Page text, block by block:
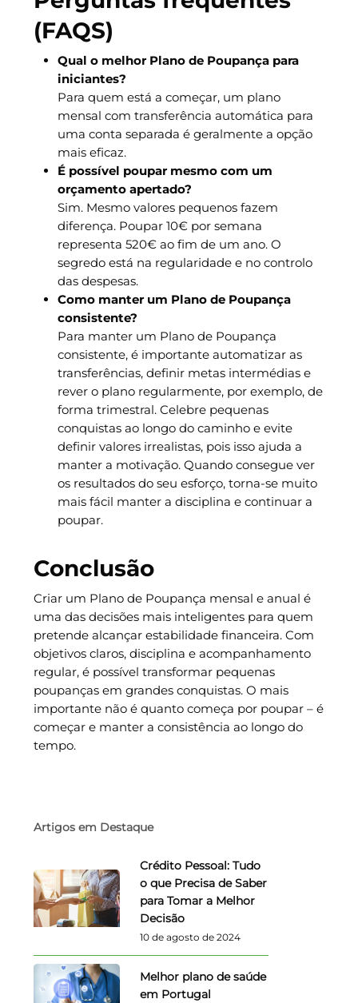
(FAQS)
Qual o melhor Plano de Poupança para
iniciantes?
Para quem está a começar, um plano
mensal com transferência automática para
uma conta separada é geralmente a opção
mais eficaz.
É possível poupar mesmo com um
orçamento apertado?
Sim. Mesmo valores pequenos fazem
diferença. Poupar 10€ por semana
representa 520€ ao fim de um ano. O
segredo está na regularidade e no controlo
das despesas.
Como manter um Plano de Poupança
consistente?
Para manter um Plano de Poupança
consistente, é importante automatizar as
transferências, definir metas intermédias e
rever o plano regularmente, por exemplo, de
forma trimestral. Celebre pequenas
conquistas ao longo do caminho e evite
definir valores irrealistas, pois isso ajuda a
manter a motivação. Quando consegue ver
os resultados do seu esforço, torna-se muito
mais fácil manter a disciplina e continuar a
poupar.
Conclusão
Criar um Plano de Poupança mensal e anual é
uma das decisões mais inteligentes para quem
pretende alcançar estabilidade financeira. Com
objetivos claros, disciplina e acompanhamento
regular, é possível transformar pequenas
poupanças em grandes conquistas. O mais
importante não é quanto começa por poupar – é
começar e manter a consistência ao longo do
tempo.
Artigos em Destaque
Crédito Pessoal: Tudo
o que Precisa de Saber
para Tomar a Melhor
Decisão
10 de agosto de 2024
Melhor plano de saúde
em Portugal